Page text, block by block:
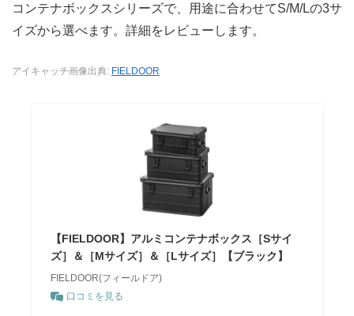
コンテナボックスシリーズで、用途に合わせてS/M/Lの3サ
イズから選べます。詳細をレビューします。
アイキャッチ画像出典: FIELDOOR
【FIELDOOR】アルミコンテナボックス［Sサイ
ズ］＆［Mサイズ］＆［Lサイズ］【ブラック】
FIELDOOR(フィールドア)
口コミを見る